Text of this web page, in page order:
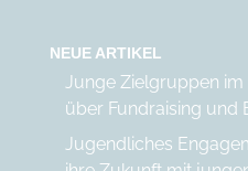
NEUE ARTIKEL
Junge Zielgruppen
über Fundraising und
Jugendliches